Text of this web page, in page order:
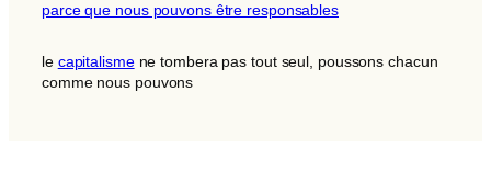
parce que nous pouvons être responsables
le capitalismene tombera pas tout seul, poussons chacun
comme nous pouvons